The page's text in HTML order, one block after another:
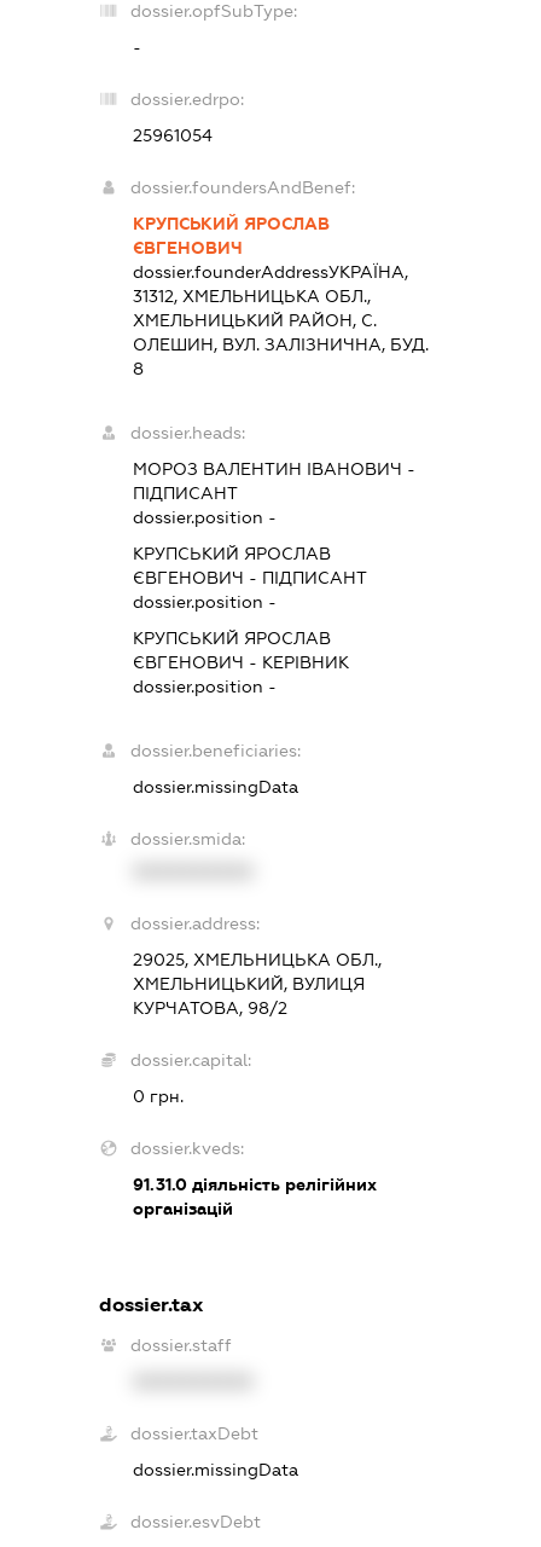
dossier.opfSubType:
-
dossier.edrpo:
25961054
dossier.foundersAndBenef:
КРУПСЬКИЙ ЯРОСЛАВ
ЄВГЕНОВИЧ
dossier.founderAddressУКРАЇНА,
31312, ХМЕЛЬНИЦЬКА ОБЛ.,
ХМЕЛЬНИЦЬКИЙ РАЙОН, С.
ОЛЕШИН, ВУЛ. ЗАЛІЗНИЧНА, БУД.
8
dossier.heads:
МОРОЗ ВАЛЕНТИН ІВАНОВИЧ -
ПІДПИСАНТ
dossier.position -
КРУПСЬКИЙ ЯРОСЛАВ
ЄВГЕНОВИЧ - ПІДПИСАНТ
dossier.position -
КРУПСЬКИЙ ЯРОСЛАВ
ЄВГЕНОВИЧ - КЕРІВНИК
dossier.position -
dossier.beneficiaries:
dossier.missingData
dossier.smida:
dossier.address:
29025, ХМЕЛЬНИЦЬКА ОБЛ.,
ХМЕЛЬНИЦЬКИЙ, ВУЛИЦЯ
КУРЧАТОВА, 98/2
dossier.capital:
0 грн.
dossier.kveds:
91.31.0 діяльність релігійних
організацій
dossier.tax
dossier.staff
dossier.taxDebt
dossier.missingData
dossier.esvDebt